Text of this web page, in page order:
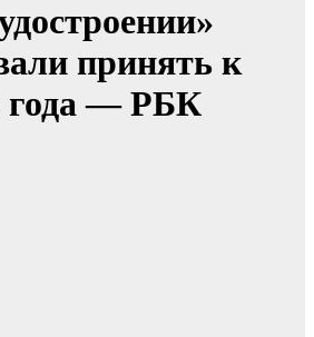
принять к
года — РБК